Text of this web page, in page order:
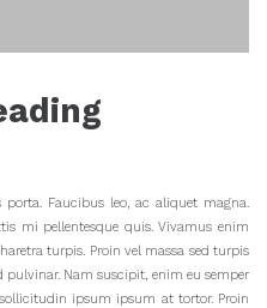
Faucibus leo, ac aliquet magna.
mi pellentesque quis. Vivamus enim
turpis. Proin vel massa sed turpis
pulvinar. Nam suscipit, enim eu semper
ipsum ipsum at tortor. Proin